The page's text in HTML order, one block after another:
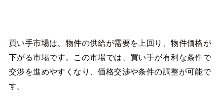
買い手市場は、物件の供給が需要を上回り、物件価格が
下がる市場です。この市場では、買い手が有利な条件で
交渉を進めやすくなり、価格交渉や条件の調整が可能で
す。